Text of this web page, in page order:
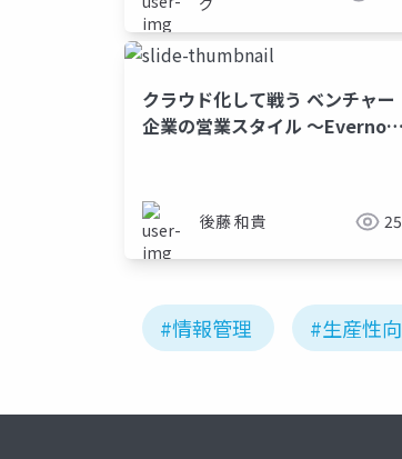
クラウド化して戦う ベンチャー
企業の営業スタイル ～Evernote
後藤 和貴
#情報管理 #生産性